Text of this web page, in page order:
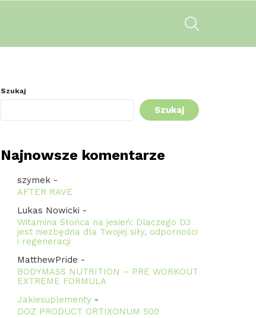
Szukaj
Szukaj
Najnowsze komentarze
szymek -
AFTER RAVE
Lukas Nowicki -
Witamina Słońca na jesień: Dlaczego D3
jest niezbędna dla Twojej siły, odporności
i regeneracji
MatthewPride -
BODYMASS NUTRITION – PRE WORKOUT
EXTREME FORMULA
Jakiesuplementy -
DOZ PRODUCT ORTIXONUM 500